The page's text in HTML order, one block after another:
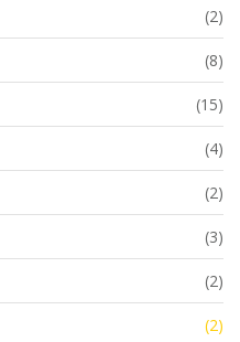
(2)
(8)
(15)
(4)
(2)
(3)
(2)
(2)